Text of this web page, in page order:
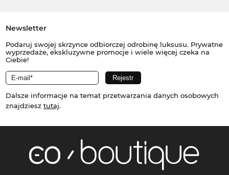
Newsletter
Podaruj swojej skrzynce odbiorczej odrobinę luksusu. Prywatne
wyprzedaże, ekskluzywne promocje i wiele więcej czeka na
Ciebie!
Dalsze informacje na temat przetwarzania danych osobowych
znajdziesz tutaj.